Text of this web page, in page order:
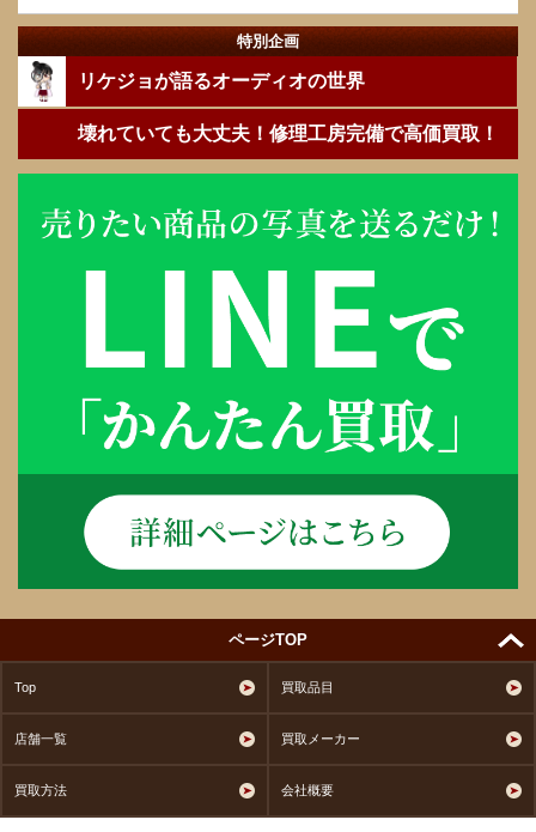
特別企画
リケジョが語るオーディオの世界
壊れていても大丈夫！修理工房完備で高価買取！
ページTOP
Top 買取品目
店舗一覧 買取メーカー
買取方法 会社概要